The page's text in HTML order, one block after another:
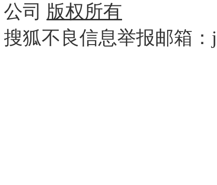
公司 版权所有
搜狐不良信息举报邮箱：